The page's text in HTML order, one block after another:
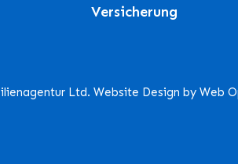
Versicherung
Ltd. Website Design by Web